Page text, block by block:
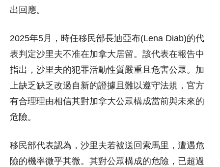
出回應。
2025年5月，時任移民部長迪亞布(Lena Diab)的代
表判定沙里夫不准在加拿大居留。該代表在報告中
指出，沙里夫的犯罪活動性質嚴重且危害公眾。加
上缺乏缺乏改過自新的證據且難以遵守法規，官方
有合理理由相信其對加拿大公眾構成當前與未來的
危險。
移民部代表認為，沙里夫若被送回索馬里，遭遇危
險的機率微乎其微。其對公眾構成的危險，已超過